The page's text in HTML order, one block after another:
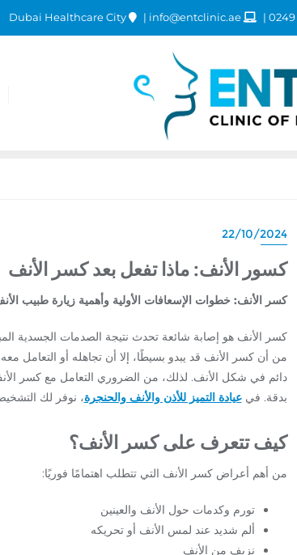
22/10/2024
كسور الأنف: ماذا تفعل بعد كسر الأنف
كسر الأنف: خطوات الإسعافات الأولية وأهمية زيارة طبيب
كسر الأنف هو إصابة شائعة تحدث نتيجة الصدمات الجسدية
من أن كسر الأنف قد يبدو بسيطًا، إلا أن تجاهله أو
دائم في شكل الأنف. لذلك، من الضروري التعامل مع كسر
بدقة. فيعيادة التميز للأذن والأنف والحنجرة، نوفر لك
كيف تتعرف على كسر الأنف؟
من أهم أعراض كسر الأنف التي تتطلب اهتمامًا فوريًا:
تورم وكدمات حول الأنف والعينين
ألم شديد عند لمس الأنف أو تحريكه
نزيف من الأنف